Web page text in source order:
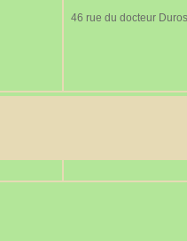
46 rue du docteur